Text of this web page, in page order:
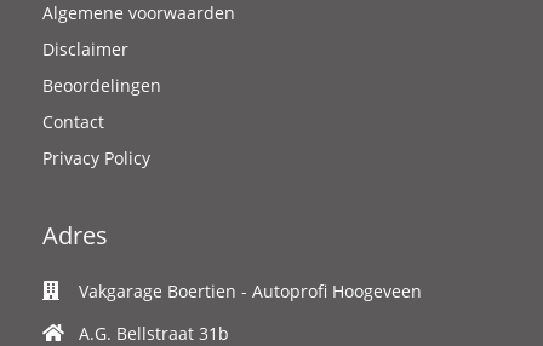
Algemene voorwaarden
Disclaimer
Beoordelingen
Contact
Privacy Policy
Adres
Vakgarage Boertien - Autoprofi Hoogeveen
A.G. Bellstraat 31b